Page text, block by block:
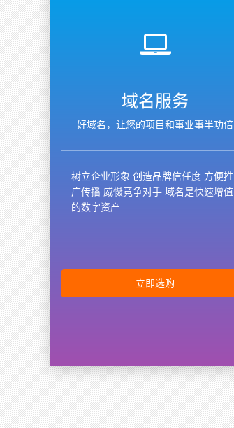
域名服务
好域名，让您的项目和事业事半功倍
树立企业形象 创造品牌信任度 方便推
广传播 威慑竞争对手 域名是快速增值
的数字资产
立即选购